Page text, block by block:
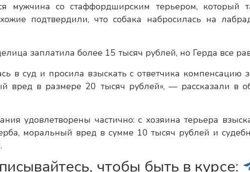
мужчина со стаффордширским терьером, который
подтвердили, что собака набросилась на
заплатила более 15 тысяч рублей, но Герда все
в суд и просила взыскать с ответчика компенсацию
вред в размере 20 тысяч рублей», — рассказали в
удовлетворены частично: с хозяина терьера
моральный вред в сумме 10 тысяч рублей и
чтобы быть в курсе: